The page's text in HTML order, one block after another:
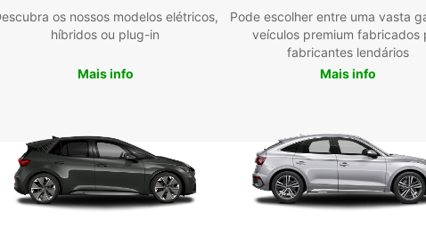
way,
os nossos modelos elétricos,
híbridos ou plug-in
Mais info
Pode escolher entre uma vasta
veículos premium fabricados
fabricantes lendários
Mais info